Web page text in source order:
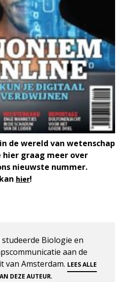
de wereld van wetenschap
graag meer over
nieuwste nummer.
hier!
studeerde Biologie en
aan de
van Amsterdam. LEES ALLE
DEZE AUTEUR.